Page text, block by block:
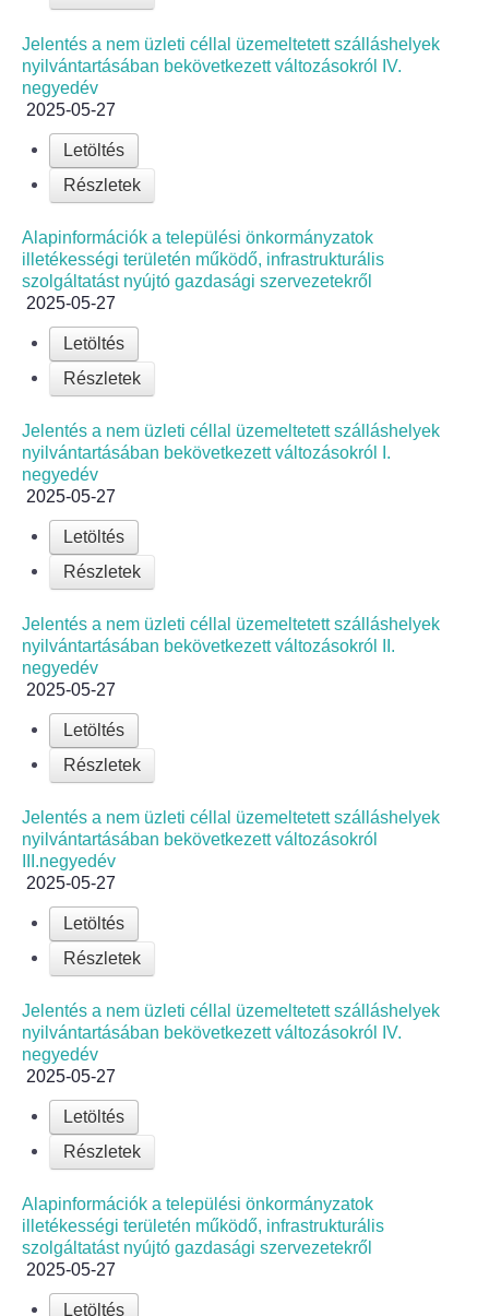
Képviselő-testületi ülések
Bizottságok
A helyi választási bizottság
A helyi választási bizottság határozatai
Roma Nemzetiségi Önkormányzat
Roma Nemzetiségi Önkormányzat ülések
Rendeletek
Polgármesteri normatív határozatok
Önkormányzati támogatások
Szabályzatok
Pályázatok
Közbeszerzések
Szerződések
Közadat
Helyi Esélyegyenlőség Program
Alapítványok
Helyi Építési Szabályzat
INTÉZMÉNYEK
Bölcskei Mesevár Óvoda és Bölcsőde
Óvodakert
Egészségügy
Háziorvos
Gyermekorvos
Jelentés a nem üzleti céllal üzemeltetett szálláshelyek
nyilvántartásában bekövetkezett változásokról IV.
negyedév
2025-05-27
Letöltés
Részletek
Alapinformációk a települési önkormányzatok
illetékességi területén működő, infrastrukturális
szolgáltatást nyújtó gazdasági szervezetekről
2025-05-27
Letöltés
Részletek
Jelentés a nem üzleti céllal üzemeltetett szálláshelyek
nyilvántartásában bekövetkezett változásokról I.
negyedév
2025-05-27
Letöltés
Részletek
Jelentés a nem üzleti céllal üzemeltetett szálláshelyek
nyilvántartásában bekövetkezett változásokról II.
negyedév
2025-05-27
Letöltés
Részletek
Jelentés a nem üzleti céllal üzemeltetett szálláshelyek
nyilvántartásában bekövetkezett változásokról
III.negyedév
2025-05-27
Letöltés
Részletek
Jelentés a nem üzleti céllal üzemeltetett szálláshelyek
nyilvántartásában bekövetkezett változásokról IV.
negyedév
2025-05-27
Letöltés
Részletek
Alapinformációk a települési önkormányzatok
illetékességi területén működő, infrastrukturális
szolgáltatást nyújtó gazdasági szervezetekről
2025-05-27
Letöltés